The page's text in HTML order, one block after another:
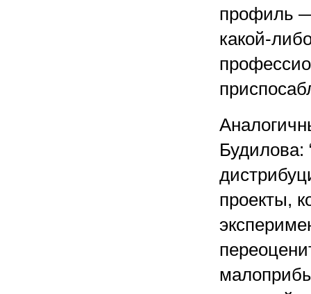
профиль
какой-
Будилова:
проекты,